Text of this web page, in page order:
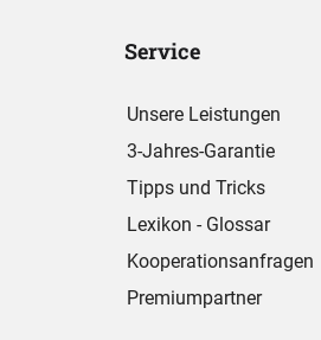
Service
Unsere Leistungen
3-Jahres-Garantie
Tipps und Tricks
Lexikon - Glossar
Kooperationsanfragen
Premiumpartner